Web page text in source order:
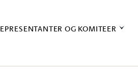
OG KOMITEER